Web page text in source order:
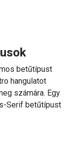
betűtípust
hangulatot
számára. Egy
Serif betűtípust